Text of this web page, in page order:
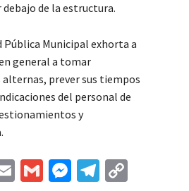
debajo de la estructura.
Pública Municipal exhorta a
general a tomar
prever sus tiempos
del personal de
y
E
G
M Te